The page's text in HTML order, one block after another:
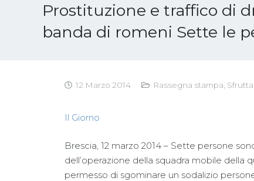
Prostituzione e traffico di
banda di romeni Sette le
12 Marzo 2014 Rassegna stampa
Il Giorno
Brescia, 12 marzo 2014 – Sette persone
dell’operazione della squadra mobile della
permesso di sgominare un sodalizio